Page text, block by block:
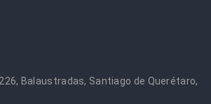
Balaustradas, Santiago de Querétaro,